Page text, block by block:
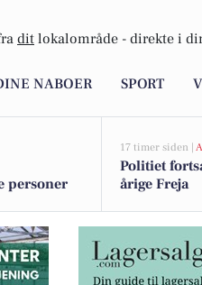
dit lokalområde - direkte i
NABOER SPORT
personer
17 timer siden |
Politiet
årige Freja